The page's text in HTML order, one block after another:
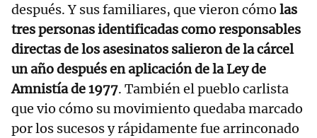
después. Y sus familiares, que vieron cómo las
tres personas identificadas como responsables
directas de los asesinatos salieron de la cárcel
un año después en aplicación de la Ley de
Amnistía de 1977. También el pueblo carlista
que vio cómo su movimiento quedaba marcado
por los sucesos y rápidamente fue arrinconado